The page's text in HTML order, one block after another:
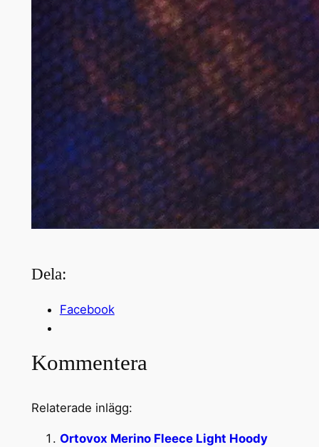
Dela:
Facebook
Kommentera
Relaterade inlägg:
Ortovox Merino Fleece Light Hoody